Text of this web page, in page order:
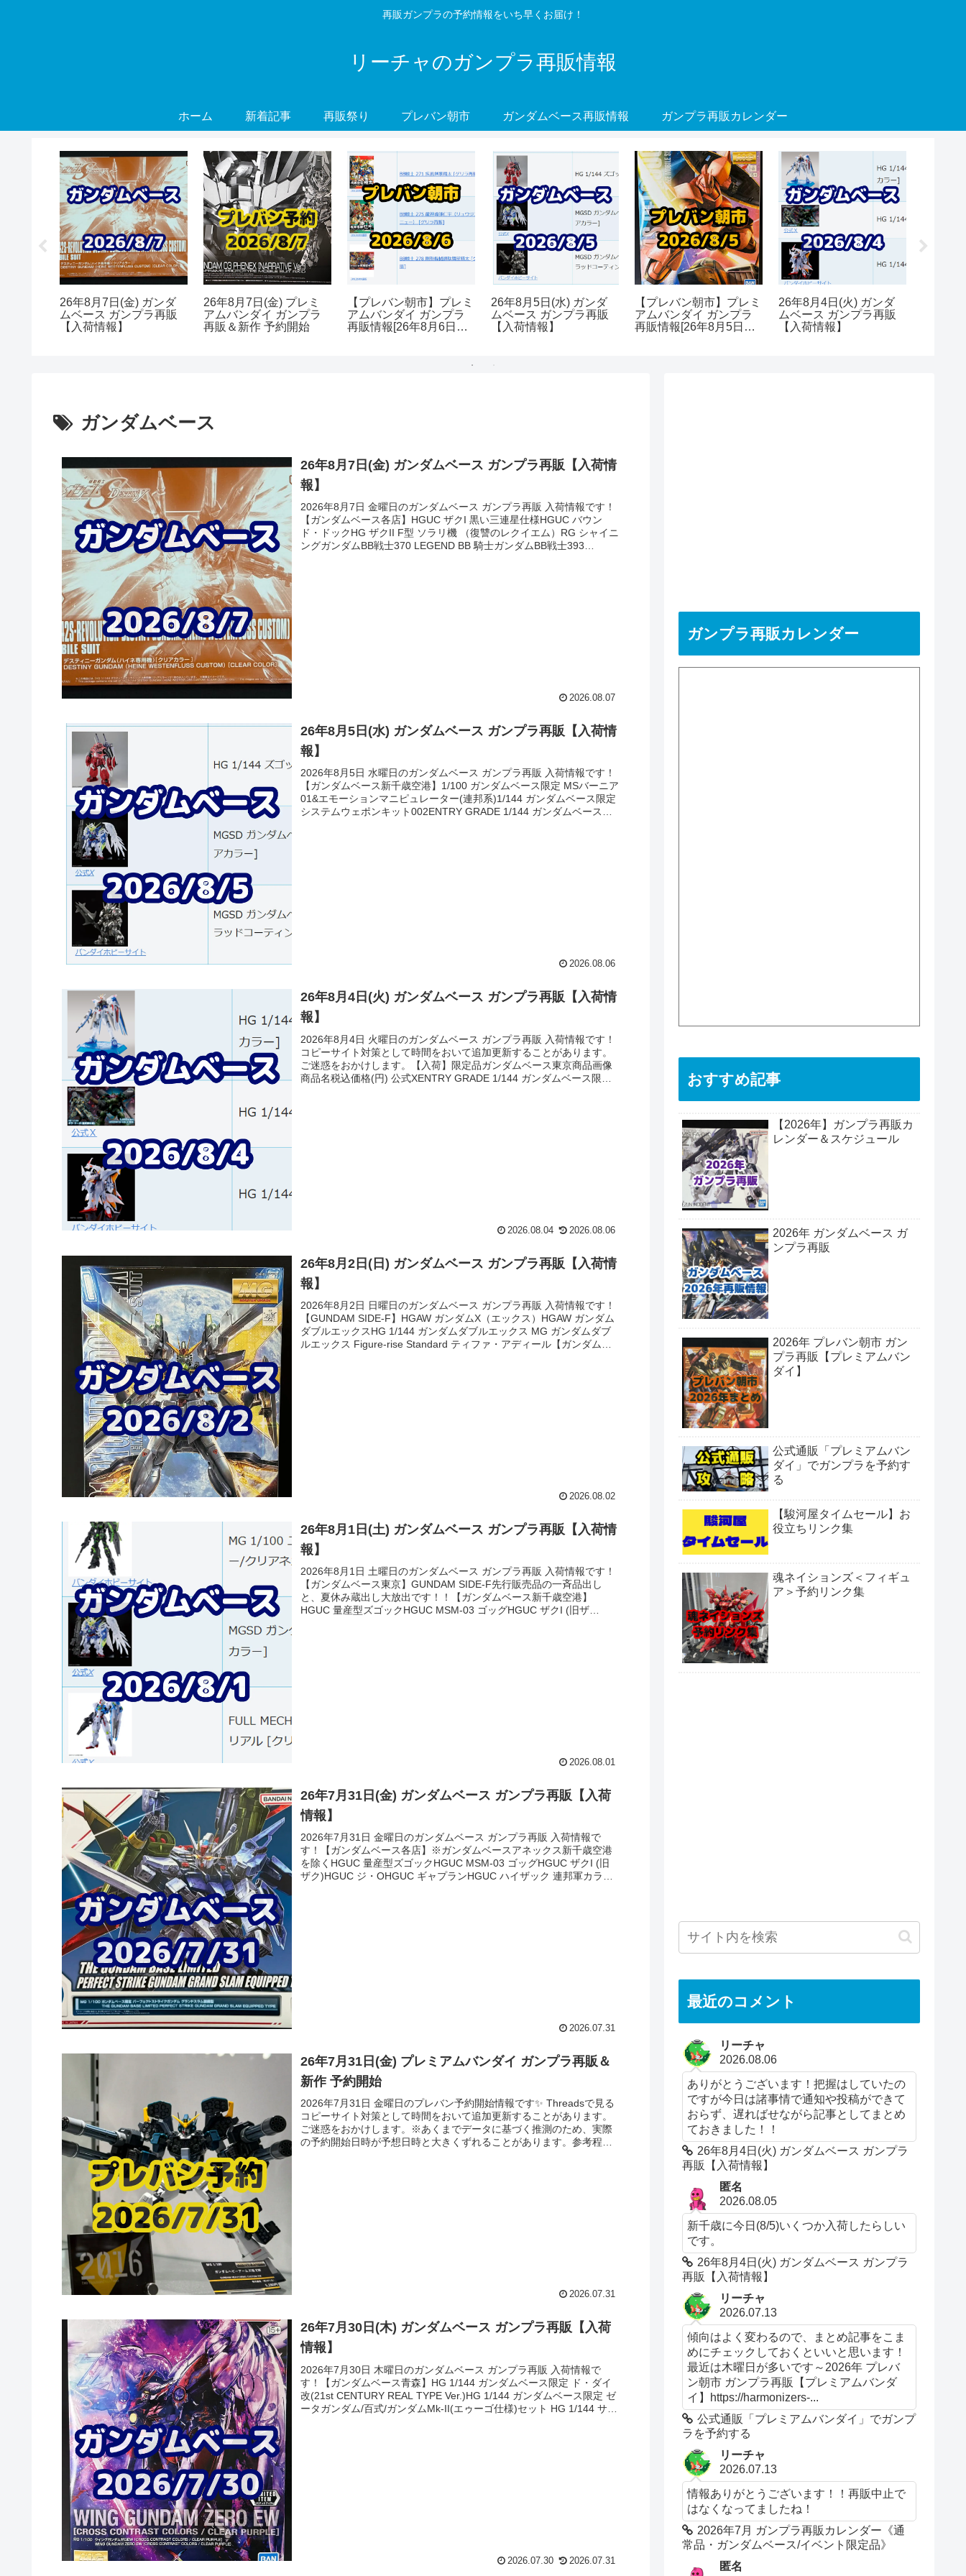
再販ガンプラの予約情報をいち早くお届け！
リーチャのガンプラ再販情報
ホーム 新着記事 再販祭り プレバン朝市 ガンダムベース再販情報 ガンプラ再販カレンダー
26年8月7日(金) ガンダ
ムベース ガンプラ再販
【入荷情報】
26年8月7日(金) プレミ
アムバンダイ ガンプラ
再販＆新作 予約開始
【プレバン朝市】プレミ
アムバンダイ ガンプラ
再販情報[26年8月6日
26年8月5日(水) ガンダ
ムベース ガンプラ再販
【入荷情報】
【プレバン朝市】プレミ
アムバンダイ ガンプラ
再販情報[26年8月5日
26年8月4日(火) ガンダ
ムベース ガンプラ再販
【入荷情報】
ガンダムベース
26年8月7日(金) ガンダムベース ガンプラ再販【入荷情
報】
2026年8月7日 金曜日のガンダムベース ガンプラ再販 入荷情報です！
【ガンダムベース各店】HGUC ザクI 黒い三連星仕様HGUC バウン
ド・ドックHG ザクII F型 ソラリ機 （復讐のレクイエム）RG シャイニ
ングガンダムBB戦士370 LEGEND BB 騎士ガンダムBB戦士393
2026.08.07
26年8月5日(水) ガンダムベース ガンプラ再販【入荷情
報】
2026年8月5日 水曜日のガンダムベース ガンプラ再販 入荷情報です！
【ガンダムベース新千歳空港】1/100 ガンダムベース限定 MSバーニア
01&エモーションマニピュレーター(連邦系)1/144 ガンダムベース限定
システムウェポンキット002ENTRY GRADE 1/144 ガンダムベース限
2026.08.06
26年8月4日(火) ガンダムベース ガンプラ再販【入荷情
報】
2026年8月4日 火曜日のガンダムベース ガンプラ再販 入荷情報です！
コピーサイト対策として時間をおいて追加更新することがあります。
ご迷惑をおかけします。【入荷】限定品ガンダムベース東京商品画像
商品名税込価格(円) 公式XENTRY GRADE 1/144 ガンダムベース限定
2026.08.04 2026.08.06
26年8月2日(日) ガンダムベース ガンプラ再販【入荷情
報】
2026年8月2日 日曜日のガンダムベース ガンプラ再販 入荷情報です！
【GUNDAM SIDE-F】HGAW ガンダムX（エックス）HGAW ガンダム
ダブルエックスHG 1/144 ガンダムダブルエックス MG ガンダムダブ
ルエックス Figure-rise Standard ティファ・アディール【ガンダムベ
2026.08.02
26年8月1日(土) ガンダムベース ガンプラ再販【入荷情
報】
2026年8月1日 土曜日のガンダムベース ガンプラ再販 入荷情報です！
【ガンダムベース東京】GUNDAM SIDE-F先行販売品の一斉品出し
と、夏休み蔵出し大放出です！！【ガンダムベース新千歳空港】
HGUC 量産型ズゴックHGUC MSM-03 ゴッグHGUC ザクI (旧ザ
2026.08.01
26年7月31日(金) ガンダムベース ガンプラ再販【入荷
情報】
2026年7月31日 金曜日のガンダムベース ガンプラ再販 入荷情報で
す！【ガンダムベース各店】※ガンダムベースアネックス新千歳空港
を除くHGUC 量産型ズゴックHGUC MSM-03 ゴッグHGUC ザクI (旧
ザク)HGUC ジ・OHGUC ギャプランHGUC ハイザック 連邦軍カラー
2026.07.31
26年7月31日(金) プレミアムバンダイ ガンプラ再販＆
新作 予約開始
2026年7月31日 金曜日のプレバン予約開始情報です✨ Threadsで見る
コピーサイト対策として時間をおいて追加更新することがあります。
ご迷惑をおかけします。※あくまでデータに基づく推測のため、実際
の予約開始日時が予想日時と大きくずれることがあります。参考程度
2026.07.31
26年7月30日(木) ガンダムベース ガンプラ再販【入荷
情報】
2026年7月30日 木曜日のガンダムベース ガンプラ再販 入荷情報で
す！【ガンダムベース青森】HG 1/144 ガンダムベース限定 ド・ダイ
改(21st CENTURY REAL TYPE Ver.)HG 1/144 ガンダムベース限定 ゼ
ータガンダム/百式/ガンダムMk-II(エゥーゴ仕様)セット HG 1/144 サイ
2026.07.30 2026.07.31
ガンプラ再販カレンダー
おすすめ記事
【2026年】ガンプラ再販カ
レンダー＆スケジュール
2026年 ガンダムベース ガ
ンプラ再販
2026年 プレバン朝市 ガン
プラ再販【プレミアムバン
ダイ】
公式通販「プレミアムバン
ダイ」でガンプラを予約す
る
【駿河屋タイムセール】お
役立ちリンク集
魂ネイションズ＜フィギュ
ア＞予約リンク集
最近のコメント
リーチャ
2026.08.06
ありがとうございます！把握はしていたの
ですが今日は諸事情で通知や投稿ができて
おらず、遅ればせながら記事としてまとめ
ておきました！！
26年8月4日(火) ガンダムベース ガンプラ
再販【入荷情報】
匿名
2026.08.05
新千歳に今日(8/5)いくつか入荷したらしい
です。
26年8月4日(火) ガンダムベース ガンプラ
再販【入荷情報】
リーチャ
2026.07.13
傾向はよく変わるので、まとめ記事をこま
めにチェックしておくといいと思います！
最近は木曜日が多いです～2026年 プレバ
ン朝市 ガンプラ再販【プレミアムバンダ
イ】https://harmonizers-...
公式通販「プレミアムバンダイ」でガンプ
ラを予約する
リーチャ
2026.07.13
情報ありがとうございます！！再販中止で
はなくなってましたね！
2026年7月 ガンプラ再販カレンダー《通
常品・ガンダムベース/イベント限定品》
匿名